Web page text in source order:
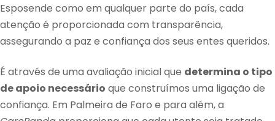
Esposende como em qualquer parte do país, cada
atenção é proporcionada com transparência,
assegurando a paz e confiança dos seus entes queridos.
É através de uma avaliação inicial que determina o tipo
de apoio necessário que construímos uma ligação de
confiança. Em Palmeira de Faro e para além, a